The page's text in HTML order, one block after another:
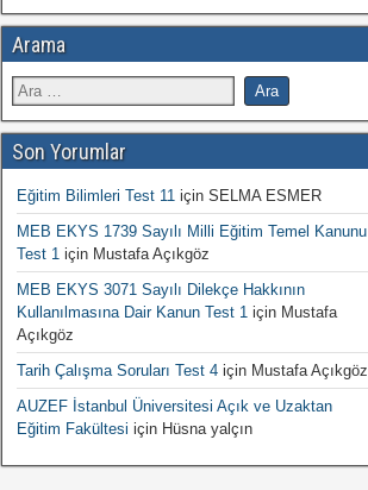
Arama
Son Yorumlar
Eğitim Bilimleri Test 11için SELMA ESMER
MEB EKYS 1739 Sayılı Milli Eğitim Temel Kanunu
Test 1için Mustafa Açıkgöz
MEB EKYS 3071 Sayılı Dilekçe Hakkının
Kullanılmasına Dair Kanun Test 1için Mustafa
Açıkgöz
Tarih Çalışma Soruları Test 4için Mustafa Açıkgöz
AUZEF İstanbul Üniversitesi Açık ve Uzaktan
Eğitim Fakültesi için Hüsna yalçın